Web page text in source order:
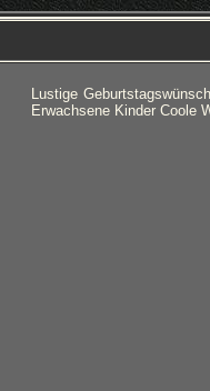
Lustige
Erwachsene Kinder Coole